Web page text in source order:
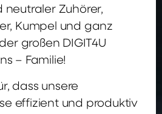
neutraler Zuhörer,
Kumpel und ganz
großen DIGIT4U
– Familie!
dass unsere
effizient und produktiv